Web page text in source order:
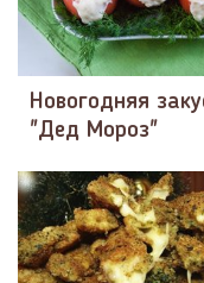
Новогодняя
"Дед Мороз"